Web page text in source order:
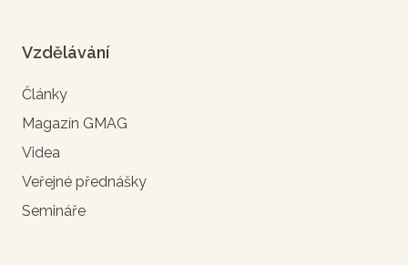
Vzdělávání
Články
Magazín GMAG
Videa
Veřejné přednášky
Semináře